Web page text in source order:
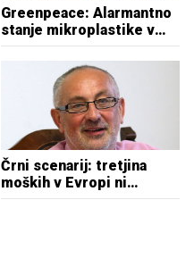
Greenpeace: Alarmantno
stanje mikroplastike v
britanskih rekah
Črni scenarij: tretjina
moških v Evropi ni
reproduktivno sposobnih